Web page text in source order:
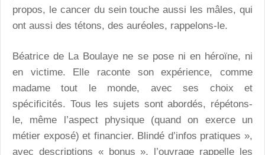
propos, le cancer du sein touche aussi les mâles, qui
ont aussi des tétons, des auréoles, rappelons-le.
Béatrice de La Boulaye ne se pose ni en héroïne, ni
en victime. Elle raconte son expérience, comme
madame tout le monde, avec ses choix et
spécificités. Tous les sujets sont abordés, répétons-
le, même l’aspect physique (quand on exerce un
métier exposé) et financier. Blindé d’infos pratiques »,
avec descriptions « bonus », l’ouvrage rappelle les